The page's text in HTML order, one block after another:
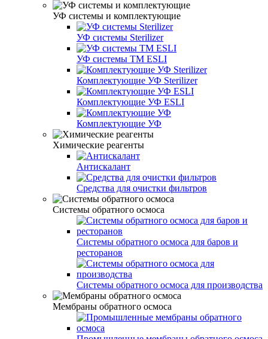
УФ системы и комплектующие
УФ системы Sterilizer
УФ системы TM ESLI
Комплектующие УФ Sterilizer
Комплектующие УФ ESLI
Комплектующие УФ
Химические реагенты
Антискалант
Средства для очистки фильтров
Системы обратного осмоса
Системы обратного осмоса для баров и
ресторанов
Системы обратного осмоса для производства
Мембраны обратного осмоса